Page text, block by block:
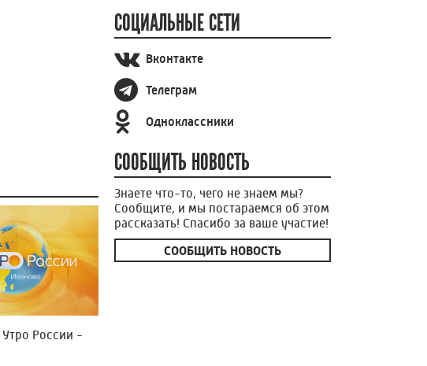
Утро России -
СОЦИАЛЬНЫЕ СЕТИ
Вконтакте
Телеграм
Одноклассники
СООБЩИТЬ НОВОСТЬ
Знаете что-то, чего не знаем мы?
Сообщите, и мы постараемся об этом
рассказать! Спасибо за ваше участие!
СООБЩИТЬ НОВОСТЬ